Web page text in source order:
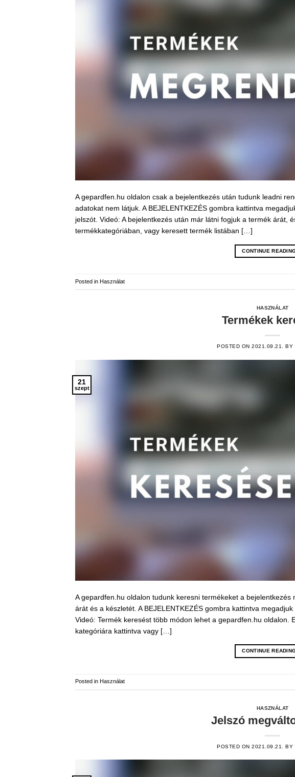
A gepardfen.hu oldalon csak a bejelentkezés után tudunk leadni
adatokat nem látjuk. A BEJELENTKEZÉS gombra kattintva
jelszót. Videó: A bejelentkezés után már látni fogjuk a termék árát,
termékkategóriában, vagy keresett termék listában […]
CONTINUE
Posted in Használat
HASZNÁLAT
Termékek
POSTED ON2021.09.21. BY
21
szept
A gepardfen.hu oldalon tudunk keresni termékeket a
árát és a készletét. A BEJELENTKEZÉS gombra kattintva
Videó: Termék keresést több módon lehet a gepardfen.hu
kategóriára kattintva vagy […]
CONTINUE
Posted in Használat
HASZNÁLAT
Jelszó
POSTED ON2021.09.21. BY